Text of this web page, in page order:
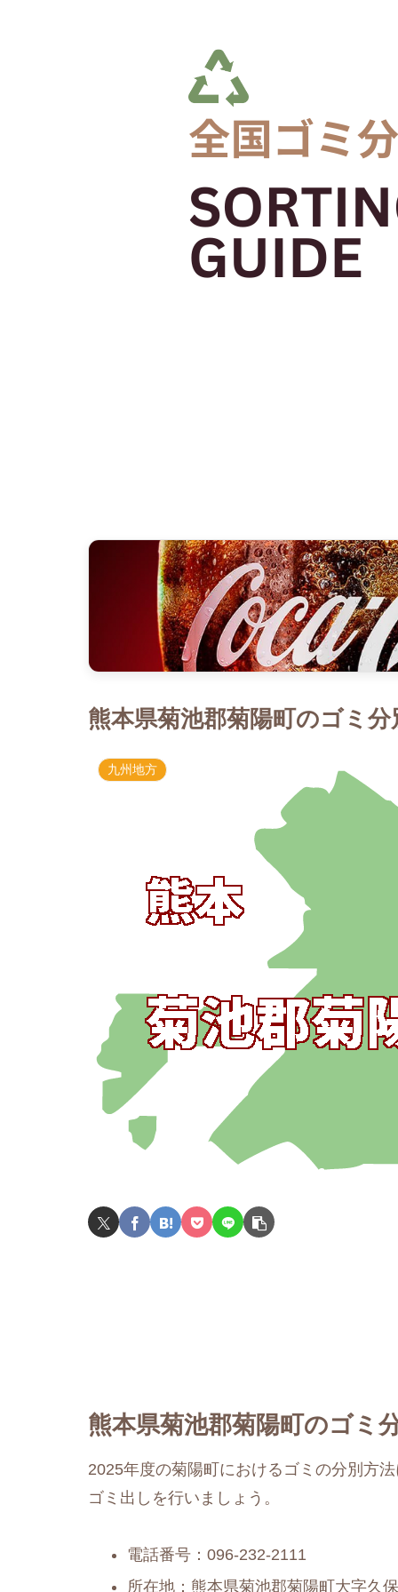
熊本県菊池郡菊陽町のゴミ
九州地方
熊本県菊池郡菊陽町のゴミ
2025年度の菊陽町におけるゴミの分別方
ゴミ出しを行いましょう。
電話番号：096-232-2111
所在地：熊本県菊池郡菊陽町大字久